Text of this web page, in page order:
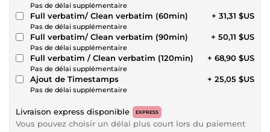
Pas de délai supplémentaire
Full verbatim/ Clean verbatim (60min)
Pas de délai supplémentaire
+ 31,31 $US
Full verbatim/ Clean verbatim (90min)
Pas de délai supplémentaire
+ 50,11 $US
Full verbatim / Clean verbatim (120min)
Pas de délai supplémentaire
+ 68,90 $US
Ajout de Timestamps
Pas de délai supplémentaire
+ 25,05 $US
Livraison express disponible EXPRESS
Vous pouvez choisir un délai plus court lors du paiement